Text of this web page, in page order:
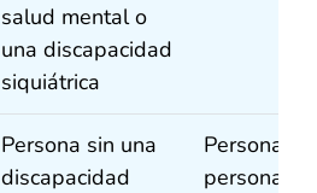
salud mental o
una discapacidad
siquiátrica
Persona sin una
discapacidad
Persona
persona